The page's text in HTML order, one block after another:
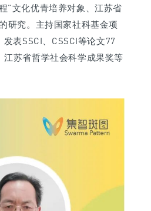
”文化优青培养对象、江苏省
研究。主持国家社科基金项
表SSCI、CSSCI等论文77
苏省哲学社会科学成果奖等